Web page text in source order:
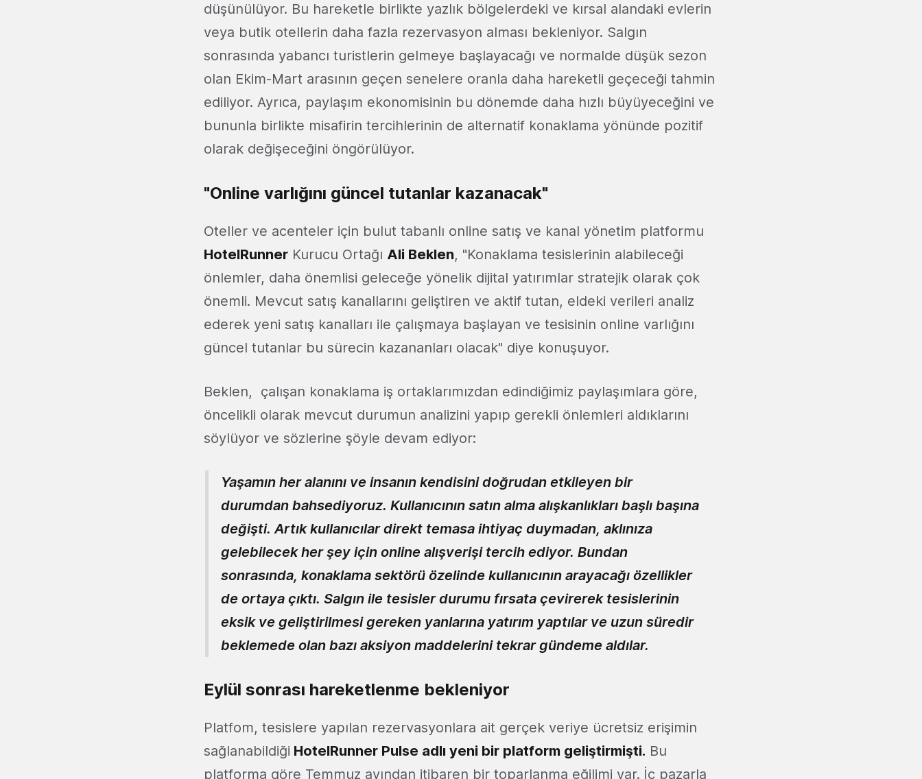
düşünülüyor. Bu hareketle birlikte yazlık bölgelerdeki ve kırsal alandaki evlerin
veya butik otellerin daha fazla rezervasyon alması bekleniyor. Salgın
sonrasında yabancı turistlerin gelmeye başlayacağı ve normalde düşük sezon
olan Ekim-Mart arasının geçen senelere oranla daha hareketli geçeceği tahmin
ediliyor. Ayrıca, paylaşım ekonomisinin bu dönemde daha hızlı büyüyeceğini ve
bununla birlikte misafirin tercihlerinin de alternatif konaklama yönünde pozitif
olarak değişeceğini öngörülüyor.
"Online varlığını güncel tutanlar kazanacak"
Oteller ve acenteler için bulut tabanlı online satış ve kanal yönetim platformu
HotelRunner Kurucu Ortağı Ali Beklen, "Konaklama tesislerinin alabileceği
önlemler, daha önemlisi geleceğe yönelik dijital yatırımlar stratejik olarak çok
önemli. Mevcut satış kanallarını geliştiren ve aktif tutan, eldeki verileri analiz
ederek yeni satış kanalları ile çalışmaya başlayan ve tesisinin online varlığını
güncel tutanlar bu sürecin kazananları olacak" diye konuşuyor.
Beklen, çalışan konaklama iş ortaklarımızdan edindiğimiz paylaşımlara göre,
öncelikli olarak mevcut durumun analizini yapıp gerekli önlemleri aldıklarını
söylüyor ve sözlerine şöyle devam ediyor:
Yaşamın her alanını ve insanın kendisini doğrudan etkileyen bir
durumdan bahsediyoruz. Kullanıcının satın alma alışkanlıkları başlı başına
değişti. Artık kullanıcılar direkt temasa ihtiyaç duymadan, aklınıza
gelebilecek her şey için online alışverişi tercih ediyor. Bundan
sonrasında, konaklama sektörü özelinde kullanıcının arayacağı özellikler
de ortaya çıktı. Salgın ile tesisler durumu fırsata çevirerek tesislerinin
eksik ve geliştirilmesi gereken yanlarına yatırım yaptılar ve uzun süredir
beklemede olan bazı aksiyon maddelerini tekrar gündeme aldılar.
Eylül sonrası hareketlenme bekleniyor
Platfom, tesislere yapılan rezervasyonlara ait gerçek veriye ücretsiz erişimin
sağlanabildiği HotelRunner Pulse adlı yeni bir platform geliştirmişti. Bu
platforma göre Temmuz ayından itibaren bir toparlanma eğilimi var. İç pazarla